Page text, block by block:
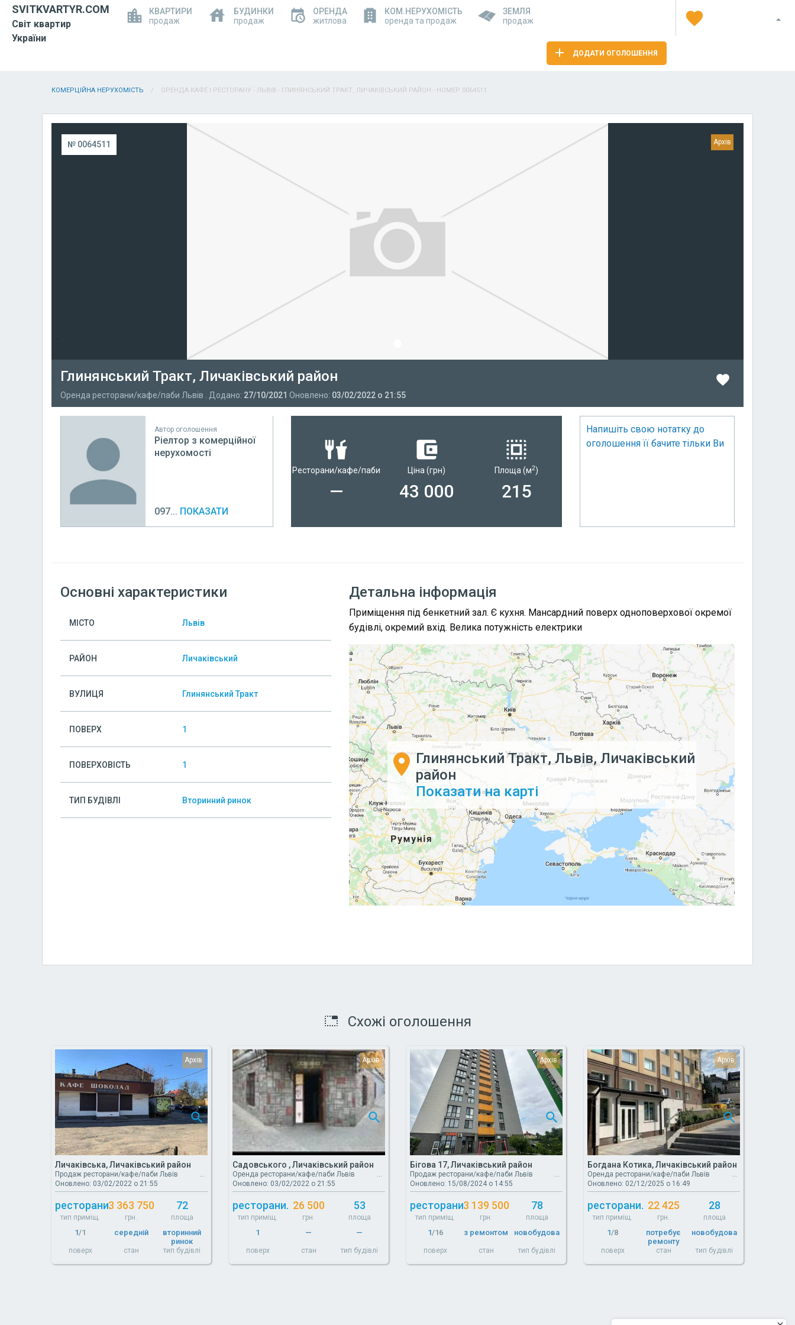
SVITKVARTYR.COM
Світ квартир
України
КВАРТИРИ
продаж
БУДИНКИ
продаж
ОРЕНДА
житлова
КОМ.НЕРУХОМІСТЬ
оренда та продаж
ЗЕМЛЯ
продаж
ДОДАТИ ОГОЛОШЕННЯ
КОМЕРЦІЙНА НЕРУХОМІСТЬ ОРЕНДА КАФЕ І РЕСТОРАНУ - ЛЬВІВ - ГЛИНЯНСЬКИЙ ТРАКТ, ЛИЧАКІВСЬКИЙ РАЙОН - НОМЕР 0064511
№ 0064511
Глинянський Тракт, Личаківський район
Оренда ресторани/кафе/паби Львів . Додано: 27/10/2021 Оновлено: 03/02/2022 о 21:55
Автор оголошення
Ріелтор з комерційної
нерухомості
097... ПОКАЗАТИ
Ресторани/кафе/паби
—
Ціна (грн)
43 000
Площа(м2)
215
Напишіть свою нотатку до
оголошення її бачите тільки Ви
Основні характеристики
МІСТО Львів
РАЙОН Личаківський
ВУЛИЦЯ Глинянський Тракт
ПОВЕРХ 1
ПОВЕРХОВІСТЬ 1
ТИП БУДІВЛІ Вторинний ринок
Детальна інформація
Приміщення під бенкетний зал. Є кухня. Мансардний поверх одноповерхової окремої
будівлі, окремий вхід. Велика потужність електрики
Глинянський Тракт, Львів, Личаківський
район
Показати на карті
Схожі оголошення
Личаківська, Личаківський район
Продаж ресторани/кафе/паби Львів
Оновлено: 03/02/2022 о 21:55
ресторани.
тип приміщ.
3 363 750
грн.
72
площа
1/1
поверх
середній
стан
вторинний
ринок
тип будівлі
Садовського , Личаківський район
Оренда ресторани/кафе/паби Львів
Оновлено: 03/02/2022 о 21:55
ресторани.
тип приміщ.
26 500
грн.
53
площа
1
поверх
—
стан
—
тип будівлі
Бігова 17, Личаківський район
Продаж ресторани/кафе/паби Львів
Оновлено: 15/08/2024 о 14:55
ресторани.
тип приміщ.
3 139 500
грн.
78
площа
1/16
поверх
з ремонтом
стан
новобудова
тип будівлі
Богдана Котика, Личаківський район
Оренда ресторани/кафе/паби Львів
Оновлено: 02/12/2025 о 16:49
ресторани.
тип приміщ.
22 425
грн.
28
площа
1/8
поверх
потребує
ремонту
стан
новобудова
тип будівлі